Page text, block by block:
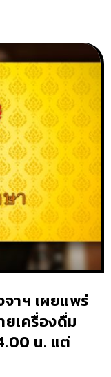
าฯ เผยแพร่
ยเครื่องดื่ม
น. แต่